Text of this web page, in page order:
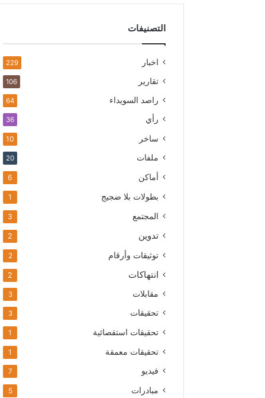
التصنيفات
اخبار 229
تقارير 106
راصد السويداء 64
رأي 36
ساخر 10
ملفات 20
أماكن 6
بطولات بلا ضجيج 1
المجتمع 3
تدوين 2
توثيقات وأرقام 2
انتهاكات 2
مقابلات 3
تحقيقات 3
تحقيقات استقصائية 1
تحقيقات معمقة 1
فيديو 7
مبادرات 5